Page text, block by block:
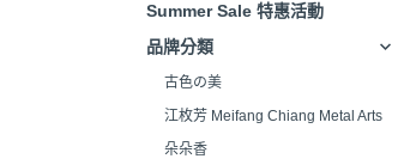
Summer Sale 特惠活動
品牌分類
古色の美
江枚芳 Meifang Chiang Metal Arts
朵朵香